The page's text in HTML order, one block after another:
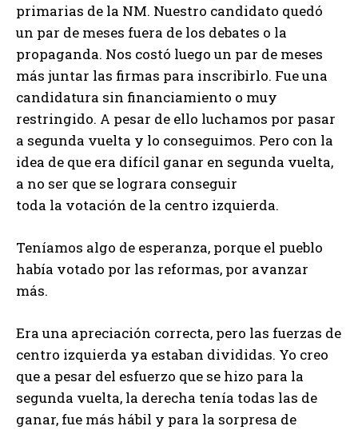
primarias de la NM. Nuestro candidato quedó
un par de meses fuera de los debates o la
propaganda. Nos costó luego un par de meses
más juntar las firmas para inscribirlo. Fue una
candidatura sin financiamiento o muy
restringido. A pesar de ello luchamos por pasar
a segunda vuelta y lo conseguimos. Pero con la
idea de que era difícil ganar en segunda vuelta,
a no ser que se lograra conseguir
toda la votación de la centro izquierda.
Teníamos algo de esperanza, porque el pueblo
había votado por las reformas, por avanzar
más.
Era una apreciación correcta, pero las fuerzas de
centro izquierda ya estaban divididas. Yo creo
que a pesar del esfuerzo que se hizo para la
segunda vuelta, la derecha tenía todas las de
ganar, fue más hábil y para la sorpresa de